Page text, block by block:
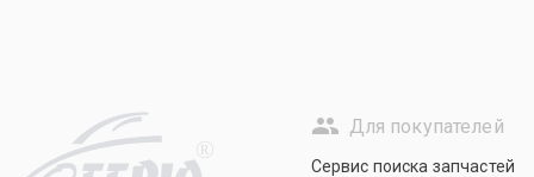
R
Для покупателей
Сервис поиска запчастей